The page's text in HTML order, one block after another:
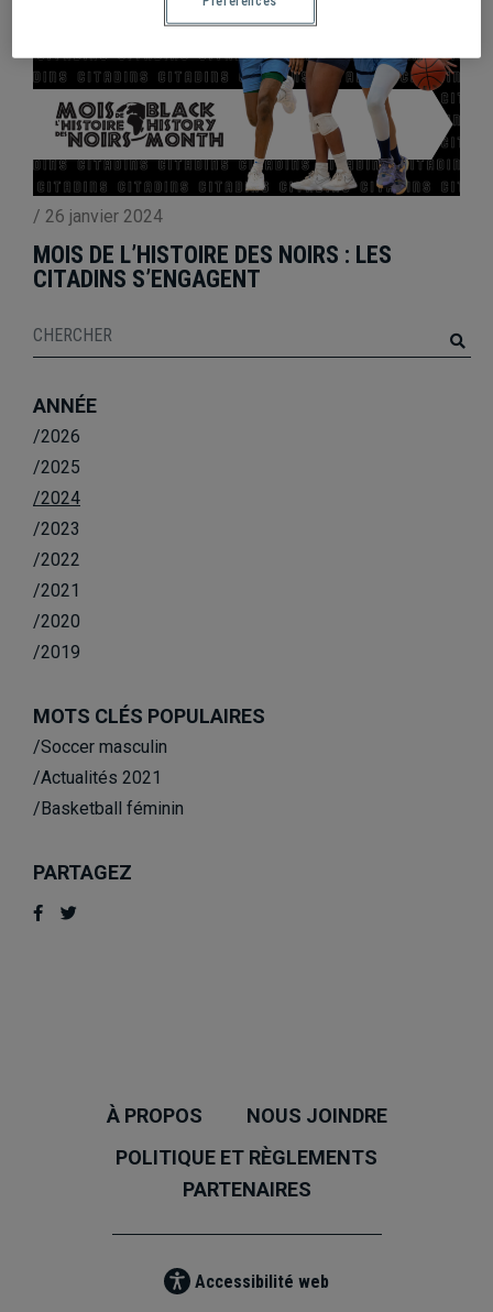
/ 26 janvier 2024
MOIS DE L’HISTOIRE DES NOIRS : LES
CITADINS S’ENGAGENT
ANNÉE
/2026
/2025
/2024
/2023
/2022
/2021
/2020
/2019
MOTS CLÉS POPULAIRES
/Soccer masculin
/Actualités 2021
/Basketball féminin
PARTAGEZ
À PROPOS
NOUS JOINDRE
POLITIQUE ET RÈGLEMENTS
PARTENAIRES
Accessibilité web